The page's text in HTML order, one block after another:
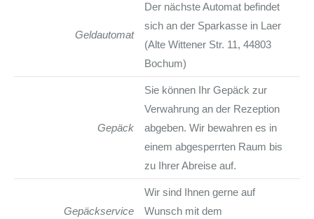
Geldautomat
Der nächste Automat befindet
sich an der Sparkasse in Laer
(Alte Wittener Str. 11, 44803
Bochum)
Gepäck
Sie können Ihr Gepäck zur
Verwahrung an der Rezeption
abgeben. Wir bewahren es in
einem abgesperrten Raum bis
zu Ihrer Abreise auf.
Gepäckservice
Wir sind Ihnen gerne auf
Wunsch mit dem